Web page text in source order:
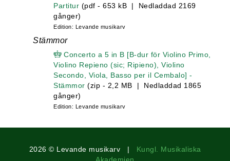
Partitur (pdf - 653 kB | Nedladdad 2169
gånger)
Edition: Levande musikarv
Stämmor
Concerto a 5 in B [B-dur för Violino Primo,
Violino Repieno (sic; Ripieno), Violino
Secondo, Viola, Basso per il Cembalo] -
Stämmor (zip - 2,2 MB | Nedladdad 1865
gånger)
Edition: Levande musikarv
2026 © Levande musikarv | Kungl. Musikaliska